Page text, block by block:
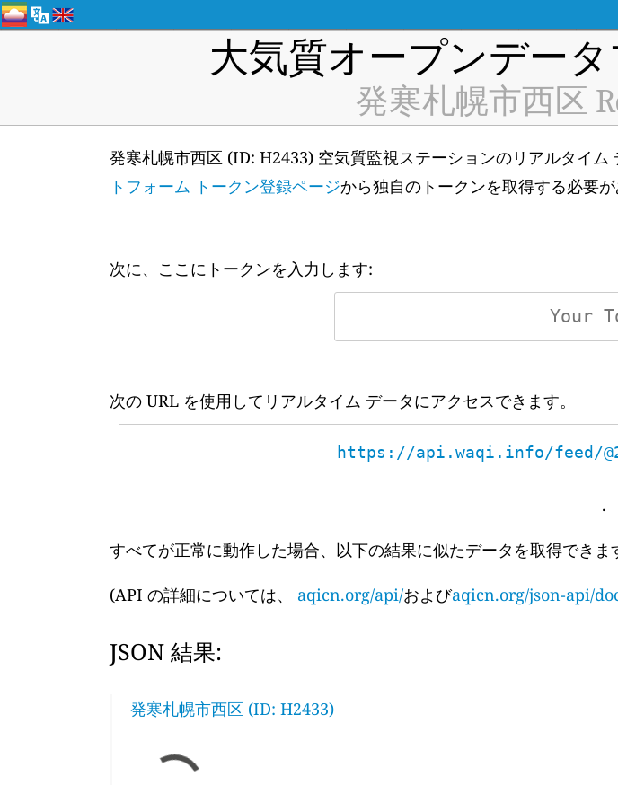
大気質オープンデー
発寒札幌市西区
発寒札幌市西区 (ID: H2433) 空気質監視ステーションのリアルタイ
トフォーム トークン登録ページから独自のトークンを取得する必要が
次に、ここにトークンを入力します:
次の URL を使用してリアルタイム データにアクセスできます。
https://api.waqi.info/feed/
.
すべてが正常に動作した場合、以下の結果に似たデータを取得できま
(API の詳細については、 aqicn.org/api/およびaqicn.org/json-api/
JSON 結果:
発寒札幌市西区 (ID: H2433)